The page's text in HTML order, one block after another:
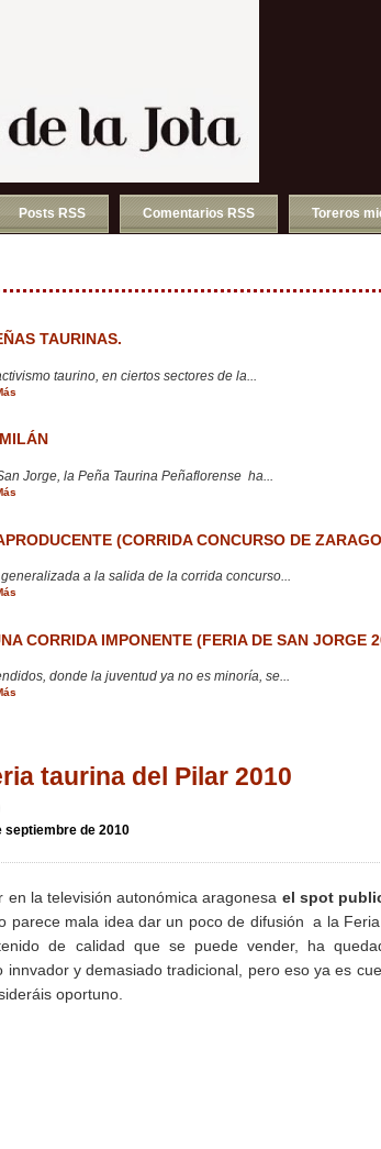
Posts RSS Comentarios RSS Toreros
TAURINAS.
taurino, en ciertos sectores de la...
Jorge, la Peña Taurina Peñaflorense ha...
(CORRIDA CONCURSO DE
a la salida de la corrida concurso...
CORRIDA IMPONENTE (FERIA DE SAN JORGE
donde la juventud ya no es minoría, se...
taurina del Pilar 2010
septiembre de 2010
la televisión autonómica aragonesa el spot
parece mala idea dar un poco de difusión a la
de calidad que se puede vender, ha
y demasiado tradicional, pero eso ya es
oportuno.